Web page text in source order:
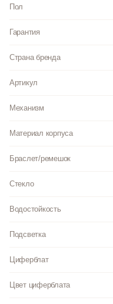
Пол
Гарантия
Страна бренда
Артикул
Механизм
Материал корпуса
Браслет/ремешок
Стекло
Водостойкость
Подсветка
Циферблат
Цвет циферблата